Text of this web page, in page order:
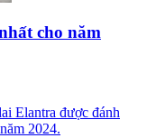
cho năm
Elantra được đánh
2024.